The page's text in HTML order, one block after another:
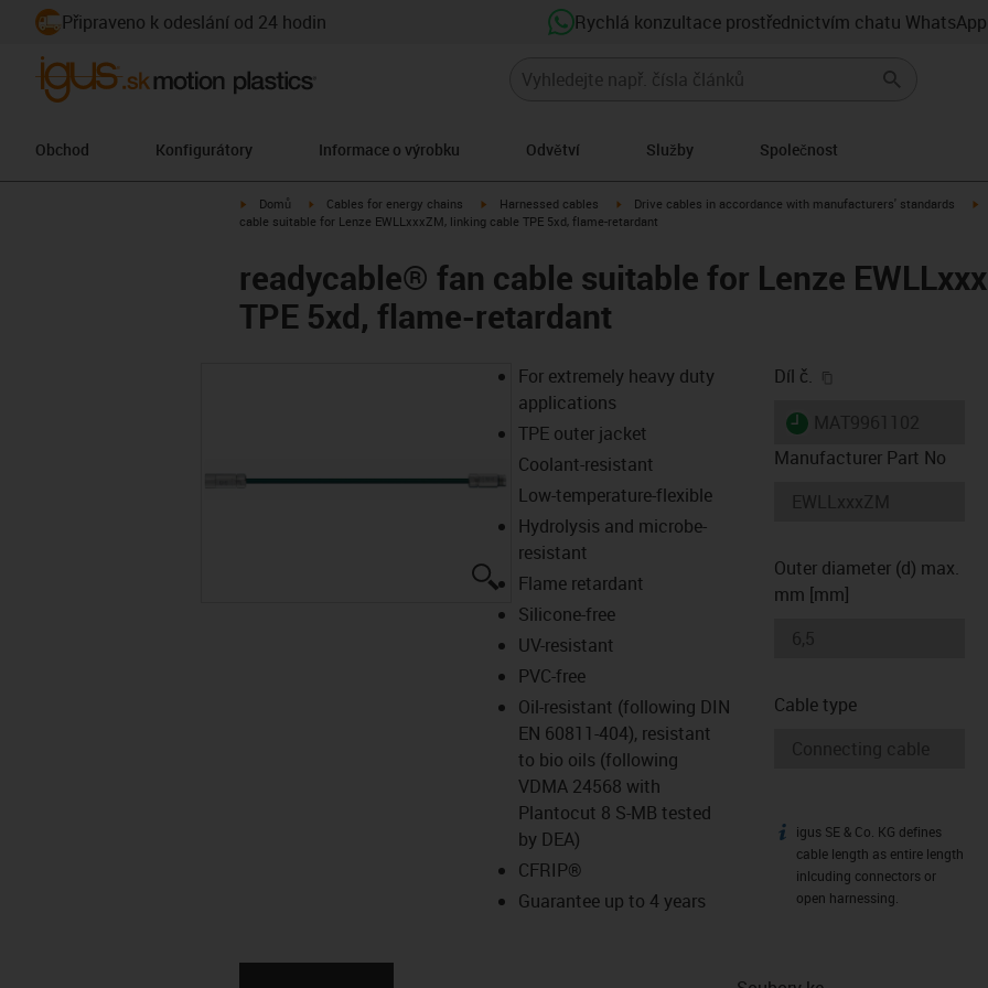
Připraveno k odeslání od 24 hodin Rychlá konzultace prostřednictvím chatu WhatsApp
Obchod Konfigurátory Informace o výrobku Odvětví Služby Společnost
igus-icon-arrow-right
Domů igus-icon-arrow-right
Cables for energy chains igus-icon-arrow-right
Harnessed cables igus-icon-arrow-right
Drive cables in accordance with manufacturers' standards
cable suitable for Lenze EWLLxxxZM, linking cable TPE 5xd, flame-retardant
readycable® fan cable suitable for Lenze
TPE 5xd, flame-retardant
igus-icon-lupe
For extremely heavy duty
applications
TPE outer jacket
Coolant-resistant
Low-temperature-flexible
Hydrolysis and microbe-
resistant
Flame retardant
Silicone-free
UV-resistant
PVC-free
Oil-resistant (following DIN
EN 60811-404), resistant
to bio oils (following
VDMA 24568 with
Plantocut 8 S-MB tested
by DEA)
CFRIP®
Guarantee up to 4 years
Díl č.
igus-icon-lieferzeit
Manufacturer Part No
Outer diameter (d) max.
mm [mm]
Cable type
igus-icon-info
igus SE & Co. KG defines
cable length as entire length
inlcuding connectors or
open harnessing.